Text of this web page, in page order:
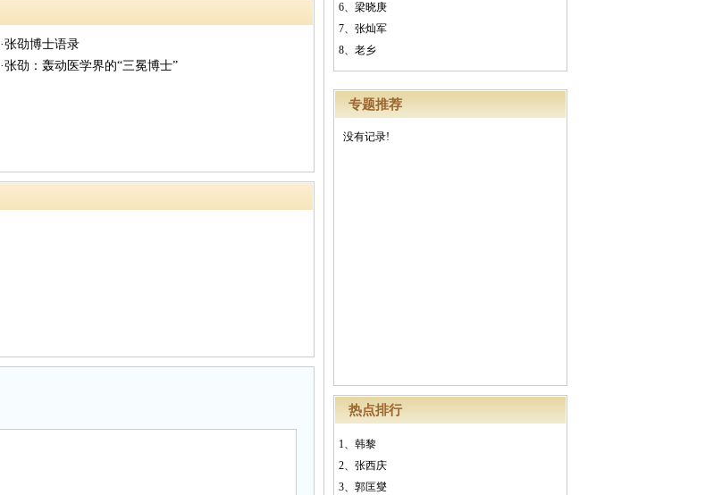
6、 梁晓庚
7、 张灿军
8、 老乡
专题推荐
没有记录!
热点排行
1、 韩黎
2、 张西庆
3、 郭匡燮
·张劭博士语录
·张劭：轰动医学界的“三冕博士”